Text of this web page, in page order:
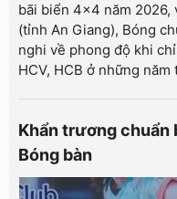
bãi biển 4x4 năm 2026,
(tỉnh An Giang), Bóng
nghi về phong độ khi
HCV, HCB ở những năm
Khẩn trương chuẩn
Bóng bàn